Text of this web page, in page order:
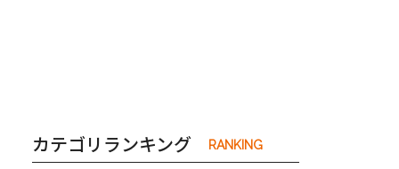
カテゴリランキング RANKING